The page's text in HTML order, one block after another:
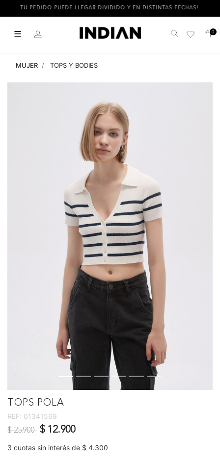
PEDIDO PUEDE LLEGAR DIVIDIDO Y EN DISTINTAS FECHAS!
☰ Buscar 0
MUJER TOPS Y BODIES
TOPS POLA
REF: 01341569
Precio reducido de
$ 25.900 a$ 12.900
3 cuotas sin interés de $ 4.300